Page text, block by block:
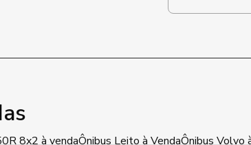
8x2 à vendaÔnibus Leito à VendaÔnibus Volvo